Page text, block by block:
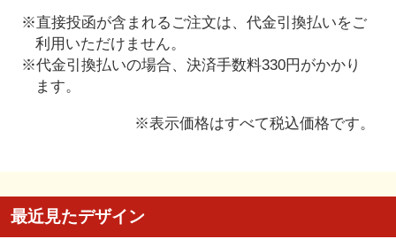
※直接投函が含まれるご注文は、代金引換払いをご
利用いただけません。
※代金引換払いの場合、決済手数料330円がかかり
ます。
※表示価格はすべて税込価格です。
最近見たデザイン